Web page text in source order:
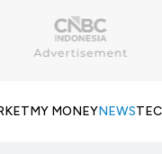
MY MONEYNEWS